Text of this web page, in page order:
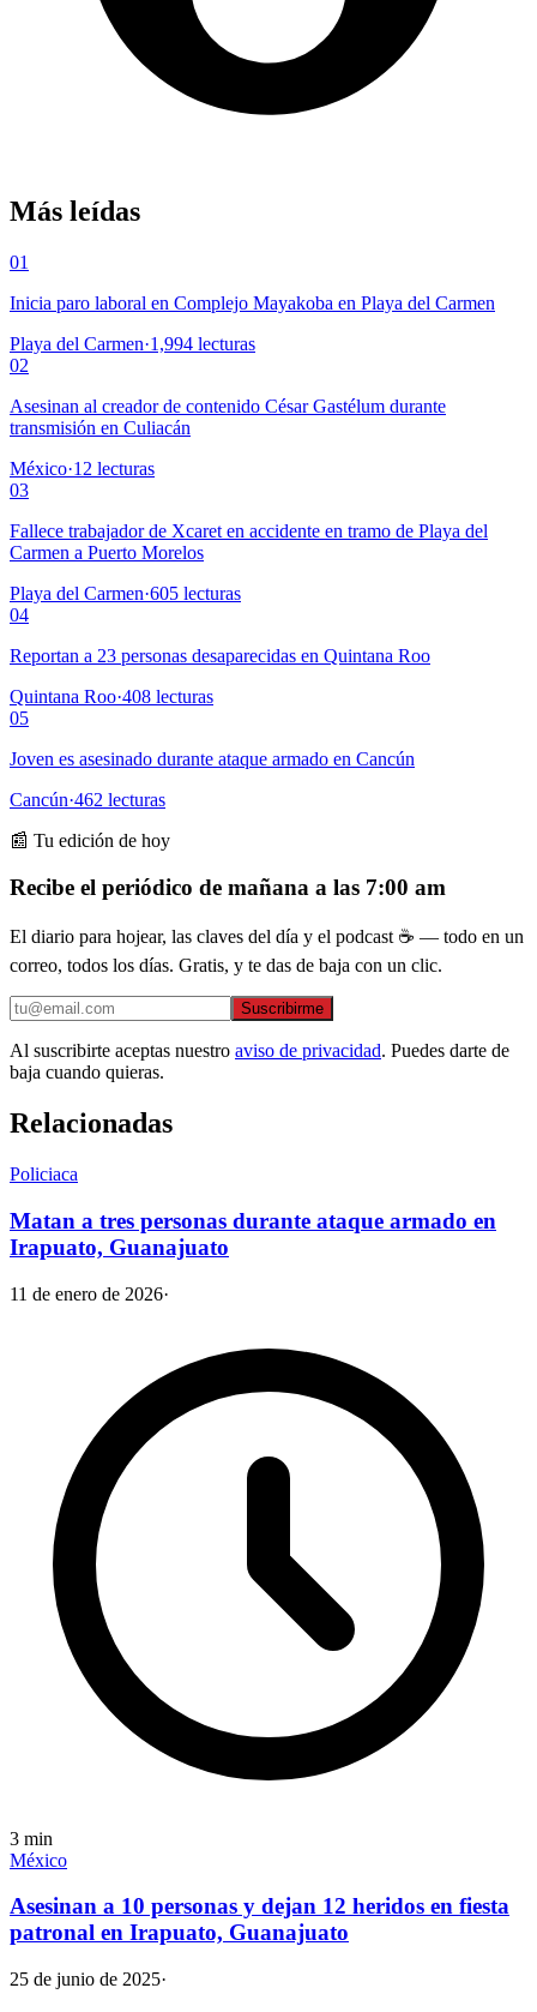
Más leídas
01
Inicia paro laboral en Complejo Mayakoba en Playa del Carmen
Playa del Carmen·1,994 lecturas
02
Asesinan al creador de contenido César Gastélum durante
transmisión en Culiacán
México·12 lecturas
03
Fallece trabajador de Xcaret en accidente en tramo de Playa del
Carmen a Puerto Morelos
Playa del Carmen·605 lecturas
04
Reportan a 23 personas desaparecidas en Quintana Roo
Quintana Roo·408 lecturas
05
Joven es asesinado durante ataque armado en Cancún
Cancún·462 lecturas
📰 Tu edición de hoy
Recibe el periódico de mañana a las 7:00 am
El diario para hojear, las claves del día y el podcast ☕ — todo en un
correo, todos los días. Gratis, y te das de baja con un clic.
Suscribirme
Al suscribirte aceptas nuestro aviso de privacidad. Puedes darte de
baja cuando quieras.
Relacionadas
Policiaca
Matan a tres personas durante ataque armado en
Irapuato, Guanajuato
11 de enero de 2026·
3 min
México
Asesinan a 10 personas y dejan 12 heridos en fiesta
patronal en Irapuato, Guanajuato
25 de junio de 2025·